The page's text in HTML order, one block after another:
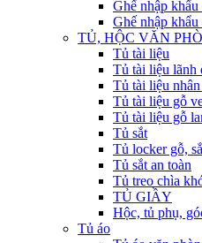
Ghế nhập
Ghế nhập
TỦ, HỘC VĂN
Tủ tài liệu
Tủ tài liệu lãnh
Tủ tài liệu
Tủ tài liệu gỗ
Tủ tài liệu gỗ
Tủ sắt
Tủ locker gỗ,
Tủ sắt an toàn
Tủ treo chìa
TỦ GIẦY
Hộc, tủ phụ,
Tủ áo